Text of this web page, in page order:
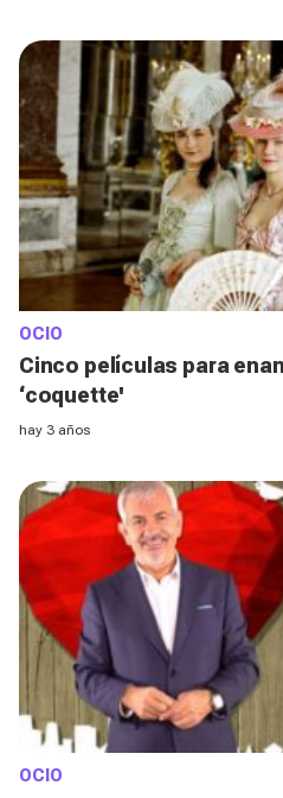
OCIO
Cinco películas para
‘coquette'
hay 3 años
OCIO